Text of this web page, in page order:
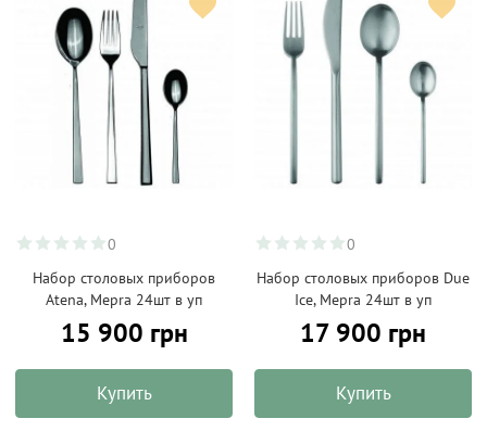
0
Набор столовых приборов
Atena, Mepra 24шт в уп
15 900 грн
Купить
0
Набор столовых приборов Due
Ice, Mepra 24шт в уп
17 900 грн
Купить